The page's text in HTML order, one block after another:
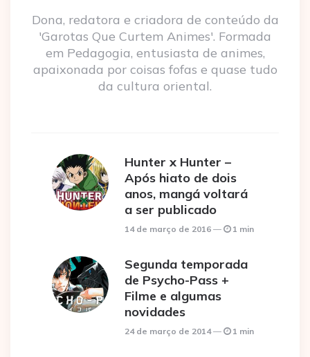
Dona, redatora e criadora de conteúdo da
'Garotas Que Curtem Animes'. Formada
em Pedagogia, entusiasta de animes,
apaixonada por coisas fofas e quase tudo
da cultura oriental.
Hunter x Hunter –
Após hiato de dois
anos, mangá voltará
a ser publicado
14 de março de 2016 1 min
Segunda temporada
de Psycho-Pass +
Filme e algumas
novidades
24 de março de 2014 1 min